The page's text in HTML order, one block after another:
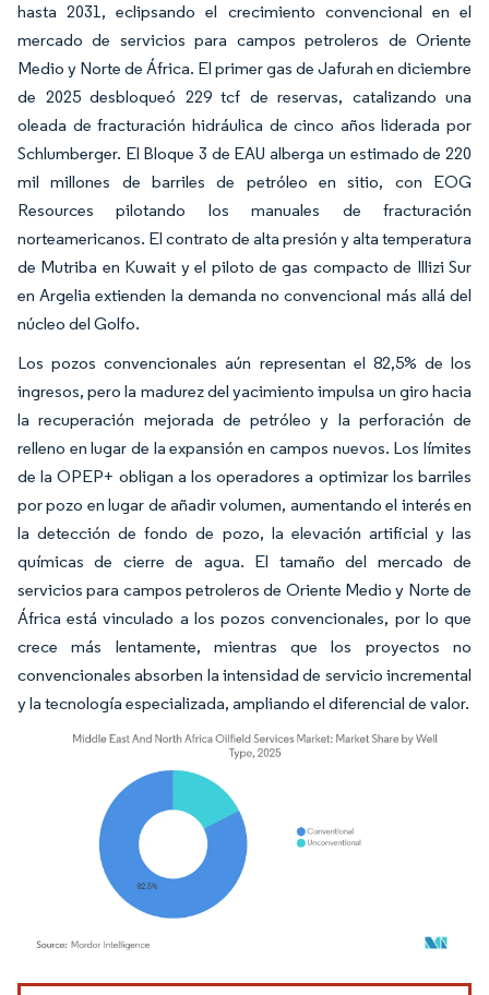
hasta 2031, eclipsando el crecimiento convencional en el
mercado de servicios para campos petroleros de Oriente
Medio y Norte de África. El primer gas de Jafurah en diciembre
de 2025 desbloqueó 229 tcf de reservas, catalizando una
oleada de fracturación hidráulica de cinco años liderada por
Schlumberger. El Bloque 3 de EAU alberga un estimado de 220
mil millones de barriles de petróleo en sitio, con EOG
Resources pilotando los manuales de fracturación
norteamericanos. El contrato de alta presión y alta temperatura
de Mutriba en Kuwait y el piloto de gas compacto de Illizi Sur
en Argelia extienden la demanda no convencional más allá del
núcleo del Golfo.
Los pozos convencionales aún representan el 82,5% de los
ingresos, pero la madurez del yacimiento impulsa un giro hacia
la recuperación mejorada de petróleo y la perforación de
relleno en lugar de la expansión en campos nuevos. Los límites
de la OPEP+ obligan a los operadores a optimizar los barriles
por pozo en lugar de añadir volumen, aumentando el interés en
la detección de fondo de pozo, la elevación artificial y las
químicas de cierre de agua. El tamaño del mercado de
servicios para campos petroleros de Oriente Medio y Norte de
África está vinculado a los pozos convencionales, por lo que
crece más lentamente, mientras que los proyectos no
convencionales absorben la intensidad de servicio incremental
y la tecnología especializada, ampliando el diferencial de valor.
Imagen © Mordor Intelligence. El uso requiere atribución según CC BY 4.0.